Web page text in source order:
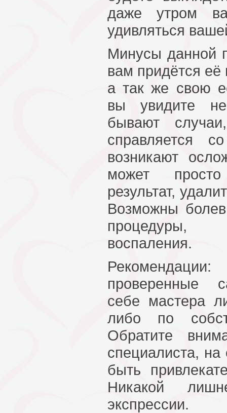
даже утром
удивляться
Минусы данной
вам придётся её
а так же свою
вы увидите
бывают
справляется
возникают
может
результат,
Возможны
процедуры,
воспаления.
проверенные
себе мастера
либо по
Обратите
специалиста,
быть
Никакой
экспрессии.